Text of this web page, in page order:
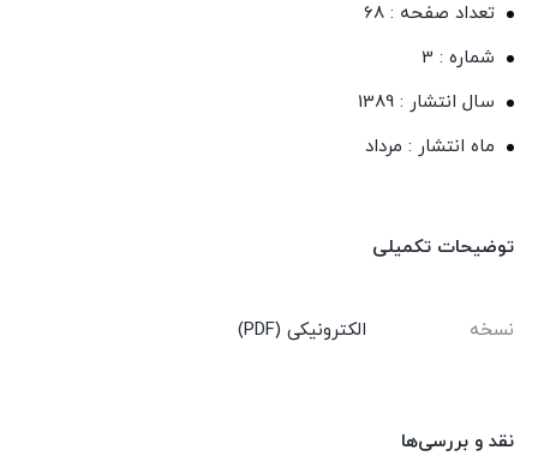
تعداد صفحه : 68
شماره : 3
سال انتشار : 1389
ماه انتشار : مرداد
توضیحات تکمیلی
نسخه الکترونیکی (PDF)
نقد و بررسی‌ها